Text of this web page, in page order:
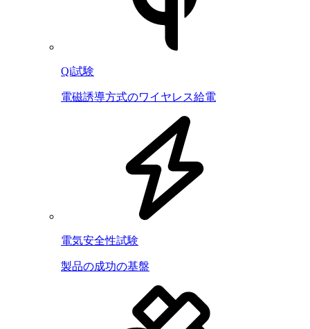
Qi試験
電磁誘導方式のワイヤレス給電
電気安全性試験
製品の成功の基盤